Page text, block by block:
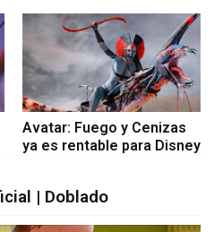
Avatar: Fuego y Cenizas
ya es rentable para Disney
| Doblado